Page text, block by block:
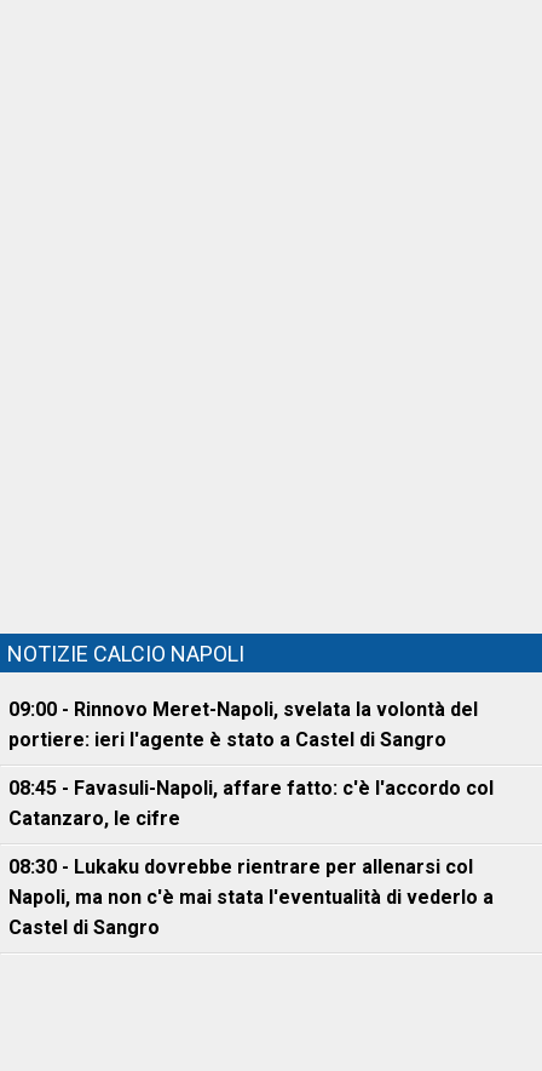
NOTIZIE CALCIO NAPOLI
09:00 - Rinnovo Meret-Napoli, svelata la volontà del
portiere: ieri l'agente è stato a Castel di Sangro
08:45 - Favasuli-Napoli, affare fatto: c'è l'accordo col
Catanzaro, le cifre
08:30 - Lukaku dovrebbe rientrare per allenarsi col
Napoli, ma non c'è mai stata l'eventualità di vederlo a
Castel di Sangro